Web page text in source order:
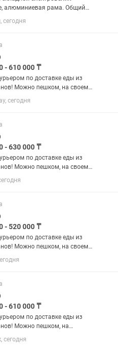
алюминиевая рама. Общий
с батарейкой 22кг. Мотор
Батарея 13Ah в раме. Вес
педали металлические,...
- 610 000 ₸
по доставке еды из
на своем
или на своем авто! - Можно
и арестами в банках
доход 300...
сегодня
- 630 000 ₸
по доставке еды из
на своем
или на своем авто! - Можно
и арестами в банках
доход 385 000–...
- 520 000 ₸
по доставке еды из
на своем
или на своем авто! - Можно
и арестами в банках
доход 360 000–...
- 610 000 ₸
по доставке еды из
на
или на своем авто! - Можно
и арестами в банках
сегодня